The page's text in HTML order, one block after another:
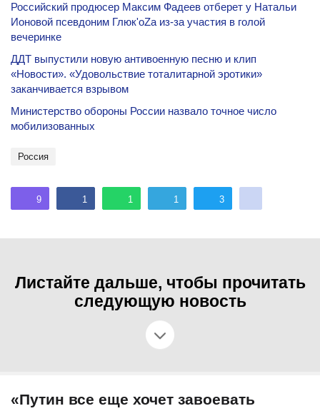
Российский продюсер Максим Фадеев отберет у Натальи
Ионовой псевдоним Глюк'oZa из-за участия в голой
вечеринке
ДДТ выпустили новую антивоенную песню и клип
«Новости». «Удовольствие тоталитарной эротики»
заканчивается взрывом
Министерство обороны России назвало точное число
мобилизованных
Россия
9 1 1 1 3
Листайте дальше, чтобы прочитать
следующую новость